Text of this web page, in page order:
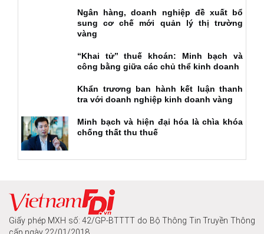
Ngân hàng, doanh nghiệp đề xuất bổ
sung cơ chế mới quản lý thị trường
vàng
“Khai tử” thuế khoán: Minh bạch và
công bằng giữa các chủ thể kinh doanh
Khẩn trương ban hành kết luận thanh
tra với doanh nghiệp kinh doanh vàng
Minh bạch và hiện đại hóa là chìa khóa
chống thất thu thuế
Giấy phép MXH số: 42/GP-BTTTT do Bộ Thông Tin Truyền Thông